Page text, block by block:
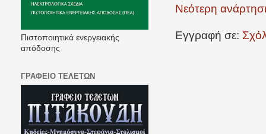
Νεότερη
Εγγραφή σε:
Πιστοποιητικά ενεργειακής
απόδοσης
ΓΡΑΦΕΙΟ ΤΕΛΕΤΩΝ